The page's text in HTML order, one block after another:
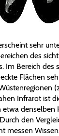
sehr
des
Im Bereich des
Flächen
Infrarot ist
denselben
den
messen